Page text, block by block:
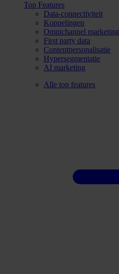
Top Features
Data-connectiviteit
Koppelingen
Omnichannel marketing
First party data
Contentpersonalisatie
Hypersegmentatie
AI marketing
Alle top features